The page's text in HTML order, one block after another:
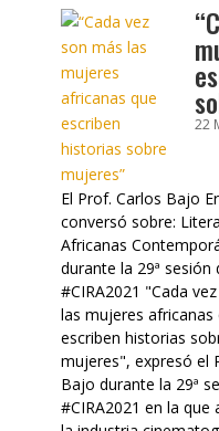
22
El Prof. Carlos Bajo
conversó sobre:
Africanas
durante la 29ª sesión
#CIRA2021 "Cada
las mujeres africanas
escriben historias
mujeres", expresó el
Bajo durante la 29ª
#CIRA2021 en la que